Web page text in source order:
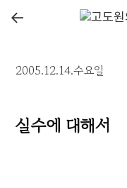
←
2005.12.14.수요일
실수에 대해서